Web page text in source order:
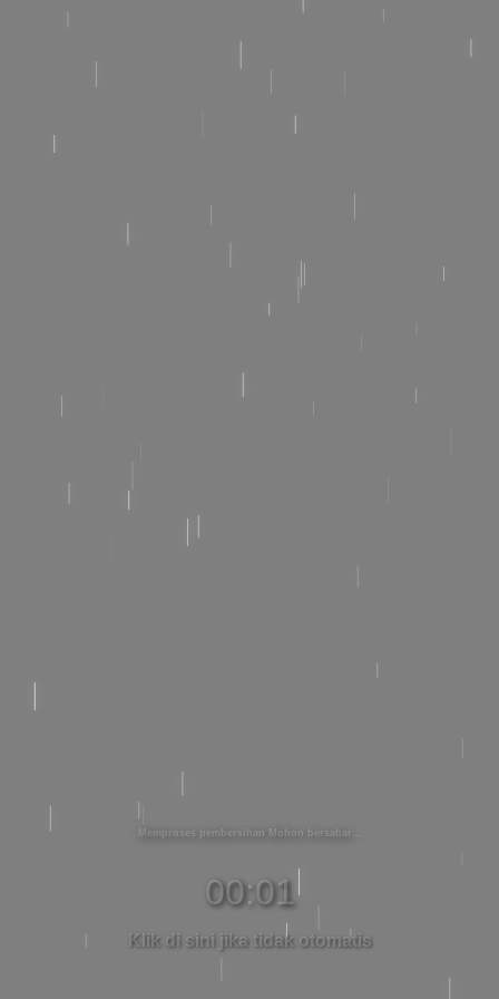
Memproses pembersihan Mohon bersabar
00:01
Klik di sini jika tidak otomatis